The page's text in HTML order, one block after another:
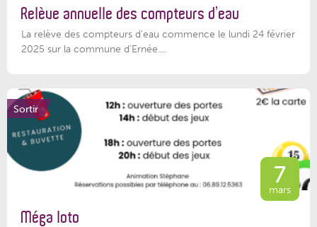
Relève annuelle des compteurs d’eau
La relève des compteurs d'eau commence le lundi 24 février
2025 sur la commune d’Ernée....
Sortir
7
mars
Méga loto